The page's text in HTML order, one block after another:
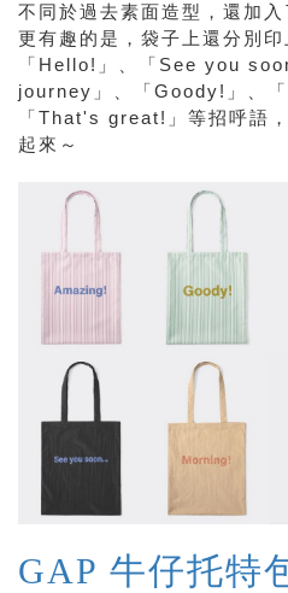
不同於過去素面造型，還加入
更有趣的是，袋子上還分別
「Hello!」、「See you
journey」、「Goody!」、
「That's great!」等招呼語
起來～
GAP 牛仔托特